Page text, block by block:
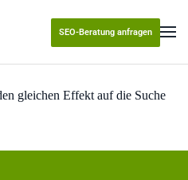
SEO-Beratung anfragen
gleichen Effekt auf die Suche